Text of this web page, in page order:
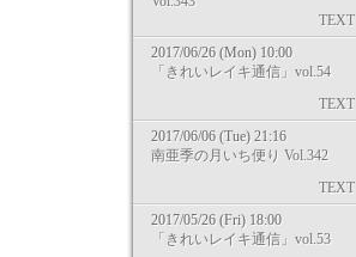
TEXT
2017/06/26 (Mon) 10:00
「きれいレイキ通信」vol.54
TEXT
2017/06/06 (Tue) 21:16
南亜季の月いち便り Vol.342
TEXT
2017/05/26 (Fri) 18:00
「きれいレイキ通信」vol.53